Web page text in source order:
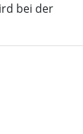
bei der